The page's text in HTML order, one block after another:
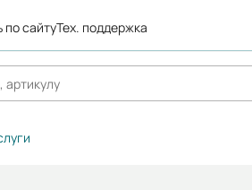
сайтуТех. поддержка